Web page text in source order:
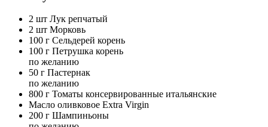
2 шт Лук репчатый
2 шт Морковь
100 г Сельдерей корень
100 г Петрушка корень
по желанию
50 г Пастернак
по желанию
800 г Томаты консервированные итальянские
Масло оливковое Extra Virgin
200 г Шампиньоны